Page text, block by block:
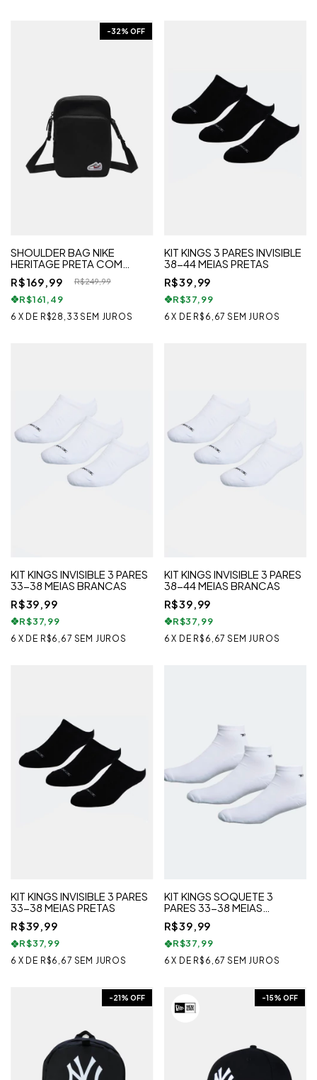
-32% OFF
SHOULDER BAG NIKE
HERITAGE PRETA COM
PATCH SWOOSH
R$169,99 R$249,99
R$161,49
6 X DE R$28,33 SEM JUROS
KIT KINGS 3 PARES INVISIBLE
38-44 MEIAS PRETAS
R$39,99
R$37,99
6 X DE R$6,67 SEM JUROS
KIT KINGS INVISIBLE 3 PARES
33-38 MEIAS BRANCAS
R$39,99
R$37,99
6 X DE R$6,67 SEM JUROS
KIT KINGS INVISIBLE 3 PARES
38-44 MEIAS BRANCAS
R$39,99
R$37,99
6 X DE R$6,67 SEM JUROS
KIT KINGS INVISIBLE 3 PARES
33-38 MEIAS PRETAS
R$39,99
R$37,99
6 X DE R$6,67 SEM JUROS
KIT KINGS SOQUETE 3
PARES 33-38 MEIAS
BRANCAS
R$39,99
R$37,99
6 X DE R$6,67 SEM JUROS
-21% OFF -15% OFF